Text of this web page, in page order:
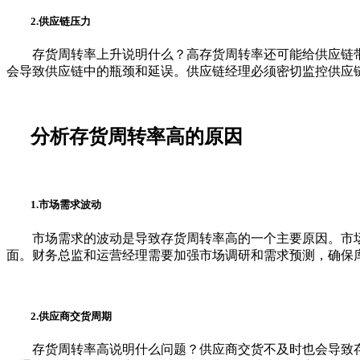
2.供应链压力
存货周转率上升说明什么？高存货周转率还可能给供应链
会导致供应链中的瓶颈和延误。供应链经理必须密切监控供
分析存货周转率高的原因
1.市场需求波动
市场需求的波动是导致存货周转率高的一个主要原因。市
面。财务总监和运营经理需要加强市场调研和需求预测，确
2.供应商交货周期
存货周转率高说明什么问题？供应商交货不及时也会导致